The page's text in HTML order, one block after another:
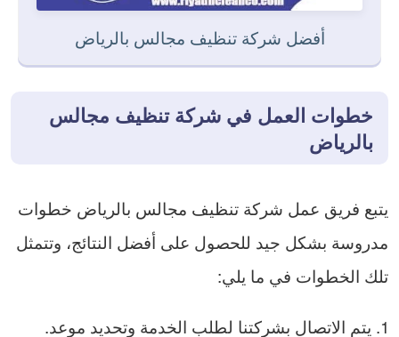
أفضل شركة تنظيف مجالس بالرياض
خطوات العمل في شركة تنظيف مجالس
بالرياض
يتبع فريق عمل شركة تنظيف مجالس بالرياض خطوات
مدروسة بشكل جيد للحصول على أفضل النتائج، وتتمثل
تلك الخطوات في ما يلي:
يتم الاتصال بشركتنا لطلب الخدمة وتحديد موعد.